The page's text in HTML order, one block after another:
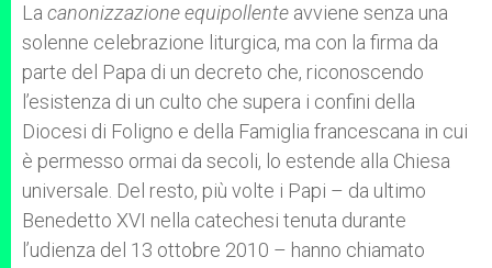
La canonizzazione equipollente avviene senza una
solenne celebrazione liturgica, ma con la firma da
parte del Papa di un decreto che, riconoscendo
l’esistenza di un culto che supera i confini della
Diocesi di Foligno e della Famiglia francescana in cui
è permesso ormai da secoli, lo estende alla Chiesa
universale. Del resto, più volte i Papi – da ultimo
Benedetto XVI nella catechesi tenuta durante
l’udienza del 13 ottobre 2010 – hanno chiamato